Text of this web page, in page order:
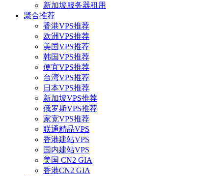
新加坡服务器租用
聚合推荐
香港VPS推荐
欧洲VPS推荐
美国VPS推荐
韩国VPS推荐
便宜VPS推荐
台湾VPS推荐
日本VPS推荐
新加坡VPS推荐
俄罗斯VPS推荐
家宽VPS推荐
联通精品VPS
香港建站VPS
国内建站VPS
美国 CN2 GIA
香港CN2 GIA